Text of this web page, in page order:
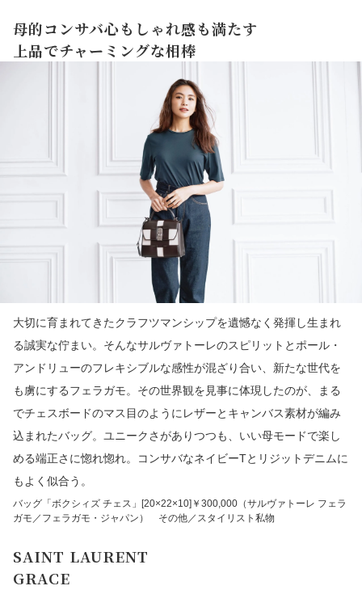
母的コンサバ心もしゃれ感も満たす
上品でチャーミングな相棒
大切に育まれてきたクラフツマンシップを遺憾なく発揮し生まれ
る誠実な佇まい。そんなサルヴァトーレのスピリットとポール・
アンドリューのフレキシブルな感性が混ざり合い、新たな世代を
も虜にするフェラガモ。その世界観を見事に体現したのが、まる
でチェスボードのマス目のようにレザーとキャンバス素材が編み
込まれたバッグ。ユニークさがありつつも、いい母モードで楽し
める端正さに惚れ惚れ。コンサバなネイビーTとリジットデニムに
もよく似合う。
バッグ「ボクシィズ チェス」[20×22×10]￥300,000（サルヴァトーレ フェラ
ガモ／フェラガモ・ジャパン） その他／スタイリスト私物
SAINT LAURENT
GRACE